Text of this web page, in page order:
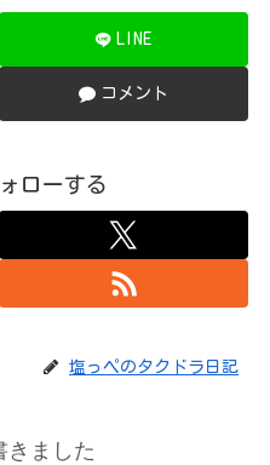
LINE
コメント
ローする
塩っペのタクドラ日記
きました